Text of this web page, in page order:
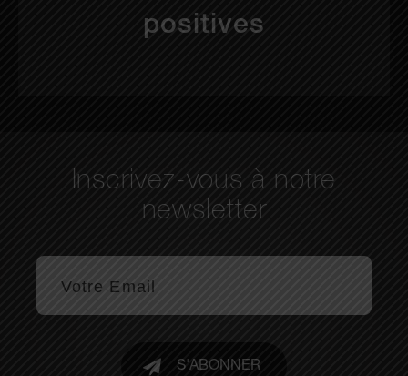
positives
Inscrivez-vous à notre
newsletter
S'ABONNER